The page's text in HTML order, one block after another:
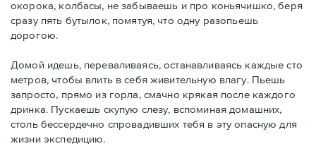
окорока, колбасы, не забываешь и про коньячишко, беря
сразу пять бутылок, помятуя, что одну разопьешь
дорогою.
Домой идешь, переваливаясь, останавливаясь каждые сто
метров, чтобы влить в себя живительную влагу. Пьешь
запросто, прямо из горла, смачно крякая после каждого
дринка. Пускаешь скупую слезу, вспоминая домашних,
столь бессердечно спровадивших тебя в эту опасную для
жизни экспедицию.